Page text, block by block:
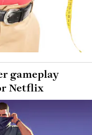
gameplay
Netflix